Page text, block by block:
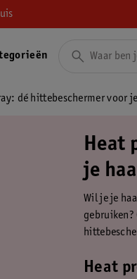
dé hittebeschermer voor
Heat
je
Wil je je
gebruiken?
Heat